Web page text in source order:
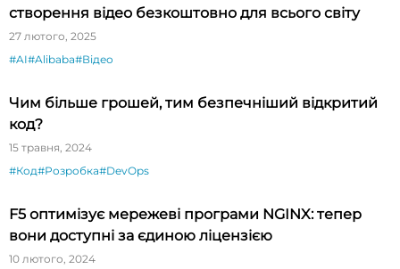
створення відео безкоштовно для всього світу
27 лютого, 2025
#AI#Alibaba#Відео
Чим більше грошей, тим безпечніший відкритий
код?
15 травня, 2024
#Код#Розробка#DevOps
F5 оптимізує мережеві програми NGINX: тепер
вони доступні за єдиною ліцензією
10 лютого, 2024